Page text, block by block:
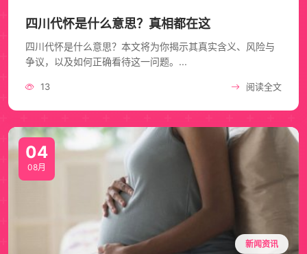
四川代怀是什么意思？真相都在这
四川代怀是什么意思？本文将为你揭示其真实含义、风险与
争议，以及如何正确看待这一问题。...
13 阅读全文
04
08月
新闻资讯